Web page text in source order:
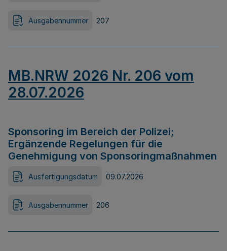
Ausgabennummer 207
MB.NRW 2026 Nr. 206 vom
28.07.2026
Sponsoring im Bereich der Polizei;
Ergänzende Regelungen für die
Genehmigung von Sponsoringmaßnahmen
Ausfertigungsdatum 09.07.2026
Ausgabennummer 206